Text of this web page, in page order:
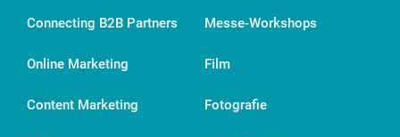
Connecting B2B Partners
Online Marketing
Content Marketing
Messe-Workshops
Film
Fotografie